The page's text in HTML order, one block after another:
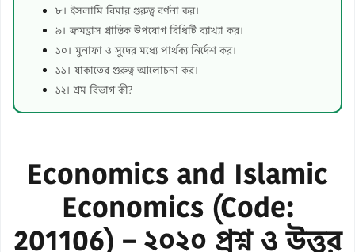
৮। ইসলামি বিমার গুরুত্ব বর্ণনা কর।
৯। ক্রমহ্রাস প্রান্তিক উপযোগ বিধিটি ব্যাখ্যা কর।
১০। মুনাফা ও সুদের মধ্যে পার্থক্য নির্দেশ কর।
১১। যাকাতের গুরুত্ব আলোচনা কর।
১২। শ্রম বিভাগ কী?
Economics and Islamic
Economics (Code:
201106) – ২০২০ প্রশ্ন ও উত্তর